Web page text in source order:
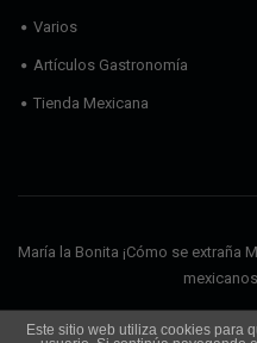
Este sitio web utiliza cookies para
Varios
Artículos Gastronomía
Tienda Mexicana
María la Bonita ¡Cómo se extraña
Envíos Aviso Legal